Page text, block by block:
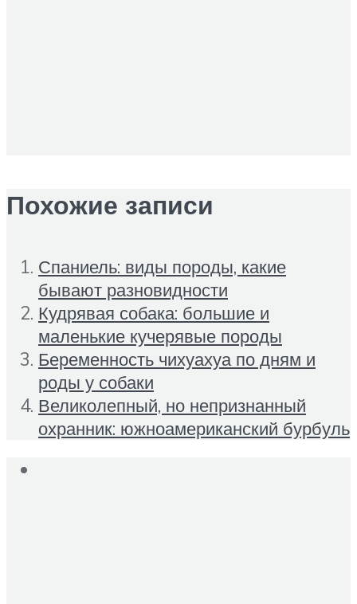
Похожие записи
Спаниель: виды породы, какие
бывают разновидности
Кудрявая собака: большие и
маленькие кучерявые породы
Беременность чихуахуа по дням и
роды у собаки
Великолепный, но непризнанный
охранник: южноамериканский бурбуль